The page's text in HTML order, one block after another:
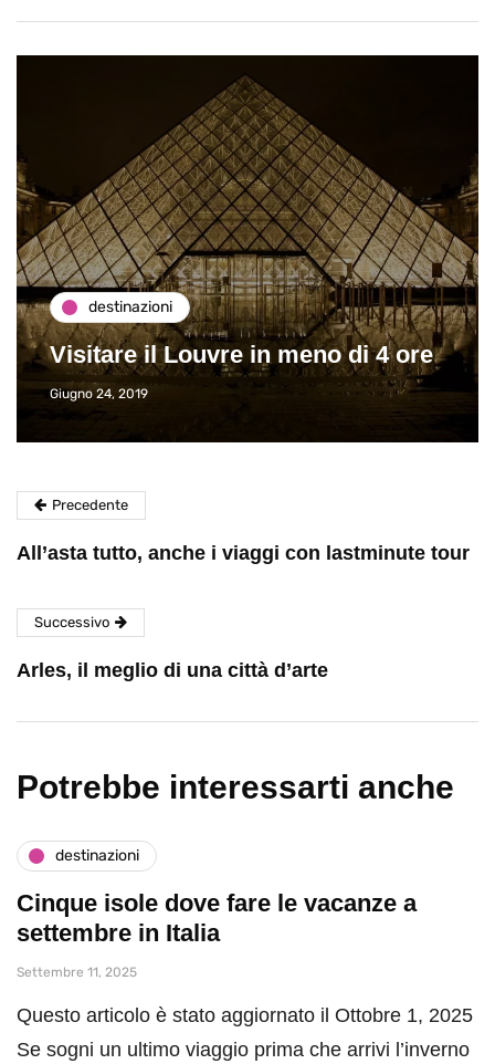
destinazioni
Visitare il Louvre in meno di 4 ore
Giugno 24, 2019
Precedente
All’asta tutto, anche i viaggi con lastminute tour
Successivo
Arles, il meglio di una città d’arte
Potrebbe interessarti anche
destinazioni
Cinque isole dove fare le vacanze a
settembre in Italia
Settembre 11, 2025
Questo articolo è stato aggiornato il Ottobre 1, 2025
Se sogni un ultimo viaggio prima che arrivi l’inverno